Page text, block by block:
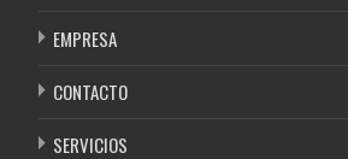
EMPRESA
CONTACTO
SERVICIOS